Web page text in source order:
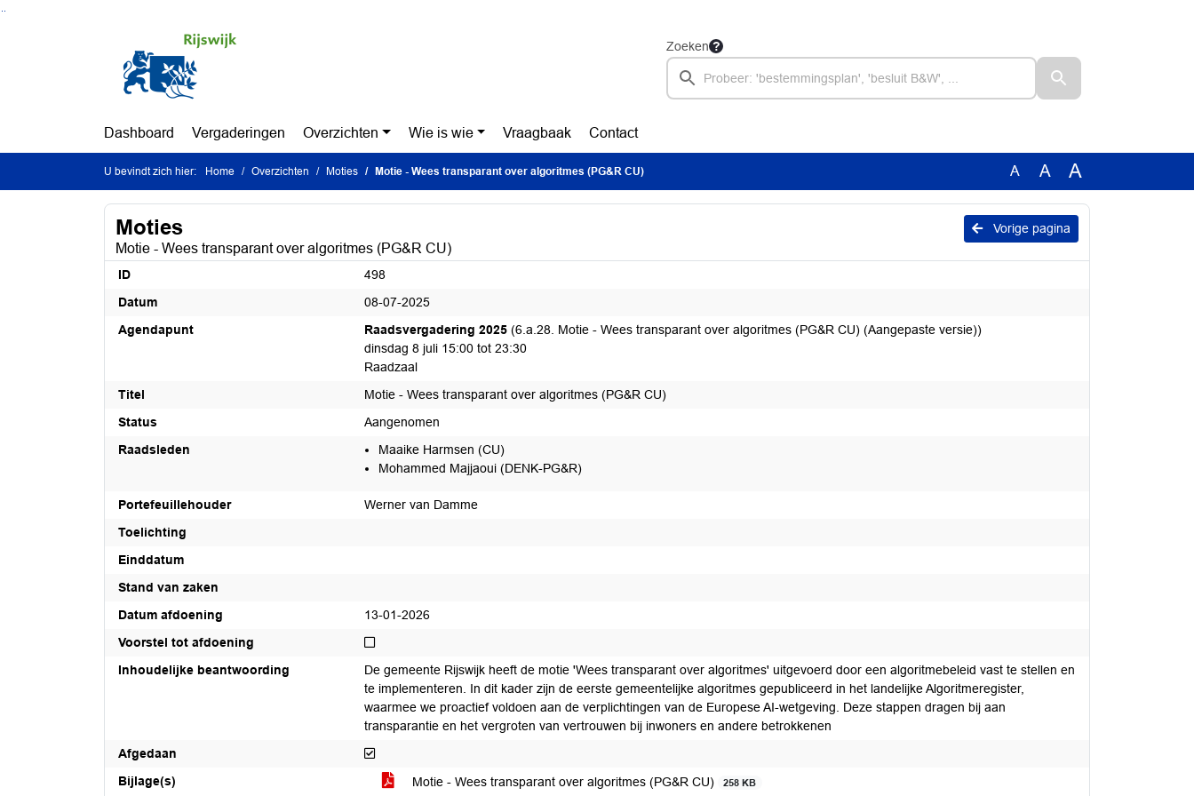
Zoeken
Dashboard Vergaderingen Overzichten Wie is wie Vraagbaak Contact
U bevindt zich hier: Home Overzichten Moties Motie - Wees transparant over algoritmes (PG&R CU) A A A
Vorige pagina
Moties
Motie - Wees transparant over algoritmes (PG&R CU)
ID
498
Datum
08-07-2025
Agendapunt
Raadsvergadering 2025 (6.a.28. Motie - Wees transparant over algoritmes (PG&R CU) (Aangepaste versie))
dinsdag 8 juli 15:00 tot 23:30
Raadzaal
Titel
Motie - Wees transparant over algoritmes (PG&R CU)
Status
Aangenomen
Raadsleden
Maaike Harmsen (CU)
Mohammed Majjaoui (DENK-PG&R)
Portefeuillehouder
Werner van Damme
Toelichting
Einddatum
Stand van zaken
Datum afdoening
13-01-2026
Voorstel tot afdoening
Niet voorstel tot afdoening
Inhoudelijke beantwoording
De gemeente Rijswijk heeft de motie 'Wees transparant over algoritmes' uitgevoerd door een algoritmebeleid vast te stellen en
te implementeren. In dit kader zijn de eerste gemeentelijke algoritmes gepubliceerd in het landelijke Algoritmeregister,
waarmee we proactief voldoen aan de verplichtingen van de Europese AI-wetgeving. Deze stappen dragen bij aan
transparantie en het vergroten van vertrouwen bij inwoners en andere betrokkenen
Afgedaan
Afgedaan
Bijlage(s)
Motie - Wees transparant over algoritmes (PG&R CU) 258 KB